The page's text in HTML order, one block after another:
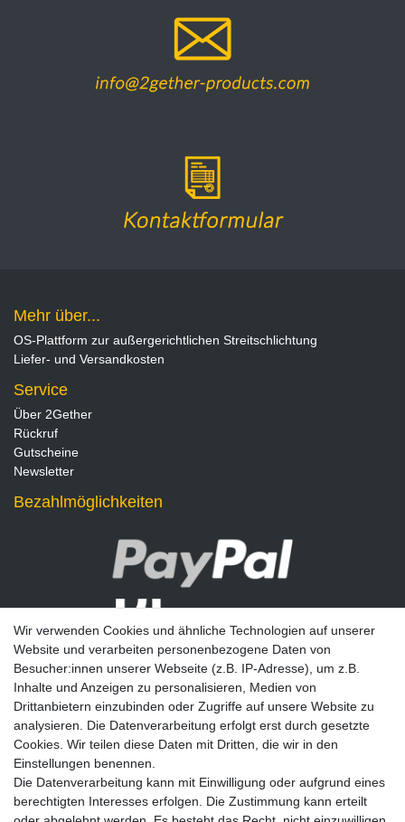
Mehr über...
OS-Plattform zur außergerichtlichen Streitschlichtung
Liefer- und Versandkosten
Service
Über 2Gether
Rückruf
Gutscheine
Newsletter
Bezahlmöglichkeiten
Newsletter
E-MAIL **
Wir verwenden Cookies und ähnliche Technologien auf unserer
Website und verarbeiten personenbezogene Daten von
Besucher:innen unserer Webseite (z.B. IP-Adresse), um z.B.
Inhalte und Anzeigen zu personalisieren, Medien von
Drittanbietern einzubinden oder Zugriffe auf unsere Website zu
analysieren. Die Datenverarbeitung erfolgt erst durch gesetzte
Cookies. Wir teilen diese Daten mit Dritten, die wir in den
Einstellungen benennen.
Die Datenverarbeitung kann mit Einwilligung oder aufgrund eines
berechtigten Interesses erfolgen. Die Zustimmung kann erteilt